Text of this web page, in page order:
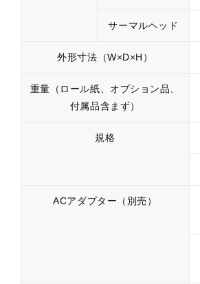
サーマルヘッド
外形寸法（W×D×H）
重量（ロール紙、オプション品、
付属品含まず）
規格
ACアダプター（別売）